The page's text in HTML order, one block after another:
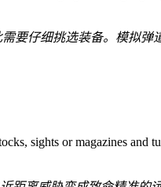
要仔细挑选装备。模拟
sights or magazines and